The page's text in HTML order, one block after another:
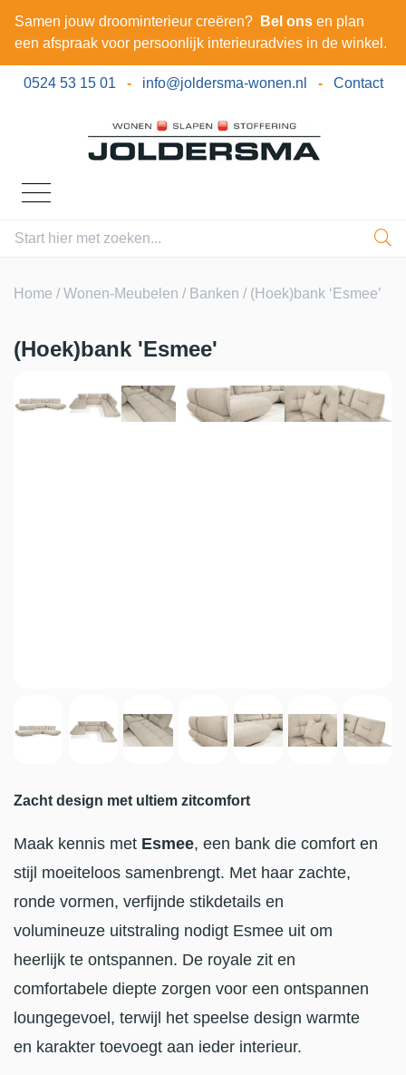
Samen jouw droominterieur creëren? Bel ons en plan
een afspraak voor persoonlijk interieuradvies in de winkel.
0524 53 15 01 - info@joldersma-wonen.nl - Contact
Home /Wonen-Meubelen / Banken / (Hoek)bank ‘Esmee’
(Hoek)bank 'Esmee'
Zacht design met ultiem zitcomfort
Maak kennis met Esmee, een bank die comfort en
stijl moeiteloos samenbrengt. Met haar zachte,
ronde vormen, verfijnde stikdetails en
volumineuze uitstraling nodigt Esmee uit om
heerlijk te ontspannen. De royale zit en
comfortabele diepte zorgen voor een ontspannen
loungegevoel, terwijl het speelse design warmte
en karakter toevoegt aan ieder interieur.